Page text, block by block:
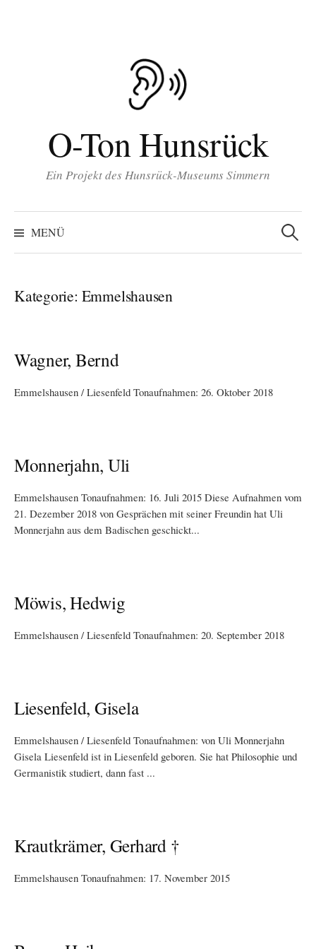
O-Ton Hunsrück
Ein Projekt des Hunsrück-Museums Simmern
MENÜ
Suchen
nach:
Kategorie: Emmelshausen
Wagner, Bernd
Emmelshausen / Liesenfeld Tonaufnahmen: 26. Oktober 2018
Monnerjahn, Uli
Emmelshausen Tonaufnahmen: 16. Juli 2015 Diese Aufnahmen vom
21. Dezember 2018 von Gesprächen mit seiner Freundin hat Uli
Monnerjahn aus dem Badischen geschickt...
Möwis, Hedwig
Emmelshausen / Liesenfeld Tonaufnahmen: 20. September 2018
Liesenfeld, Gisela
Emmelshausen / Liesenfeld Tonaufnahmen: von Uli Monnerjahn
Gisela Liesenfeld ist in Liesenfeld geboren. Sie hat Philosophie und
Germanistik studiert, dann fast ...
Krautkrämer, Gerhard †
Emmelshausen Tonaufnahmen: 17. November 2015